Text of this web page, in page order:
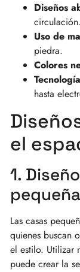
Diseños
circulación.
Uso de
piedra.
Colores
hasta
el
1.
Las casas
quienes buscan
el estilo. Utilizar
puede crear la